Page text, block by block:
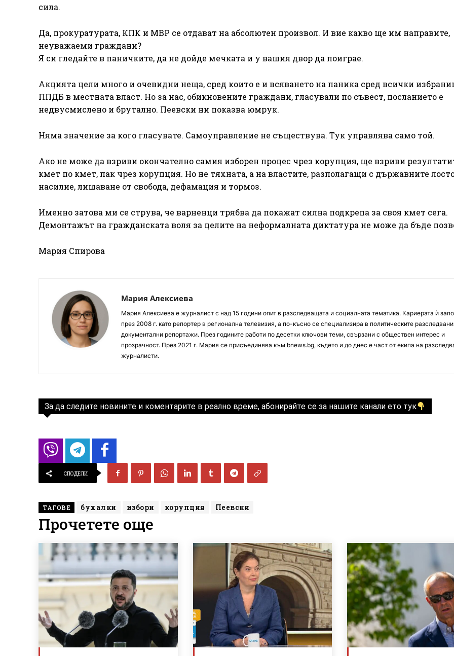
сила.
Да, прокуратурата, КПК и МВР се отдават на абсолютен произвол. И вие какво ще им направите,
неуважаеми граждани?
Я си гледайте в паничките, да не дойде мечката и у вашия двор да поиграе.
Акцията цели много и очевидни неща, сред които е и всяването на паника сред всички
ППДБ в местната власт. Но за нас, обикновените граждани, гласували по съвест, посланието е
недвусмислено и брутално. Пеевски ни показва юмрук.
Няма значение за кого гласувате. Самоуправление не съществува. Тук управлява само той.
Ако не може да взриви окончателно самия изборен процес чрез корупция, ще взриви
кмет по кмет, пак чрез корупция. Но не тяхната, а на властите, разполагащи с държавните
насилие, лишаване от свобода, дефамация и тормоз.
Именно затова ми се струва, че варненци трябва да покажат силна подкрепа за своя кмет сега.
Демонтажът на гражданската воля за целите на неформалната диктатура не може да бъде
Мария Спирова
Мария Алексиева
Мария Алексиева е журналист с над 15 години опит в разследващата и социалната тематика. Кариерата ѝ
през 2008 г. като репортер в регионална телевизия, а по-късно се специализира в политическите
документални репортажи. През годините работи по десетки ключови теми, свързани с обществен интерес и
прозрачност. През 2021 г. Мария се присъединява към bnews.bg, където и до днес е част от екипа на
журналисти.
За да следите новините и коментарите в реално време, абонирайте се за нашите канали ето тук
СПОДЕЛИ
ТАГОВЕ бухалки избори корупция Пеевски
Прочетете още